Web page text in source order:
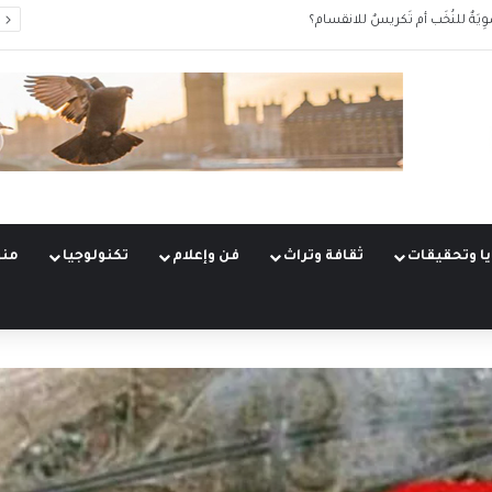
للنُخَب أم تَكريسٌ للانقسام؟
وتحقيقات ثقافة وتراث فن وإعلام تكنولوجيا